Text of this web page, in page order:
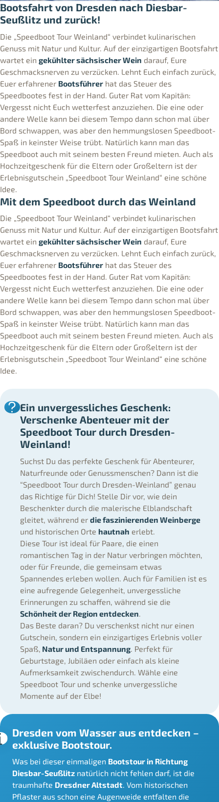
Bootsfahrt von Dresden nach Diesbar-
Seußlitz und zurück!
Die „Speedboot Tour Weinland“ verbindet kulinarischen
Genuss mit Natur und Kultur. Auf der einzigartigen Bootsfahrt
wartet ein gekühlter sächsischer Wein darauf, Eure
Geschmacksnerven zu verzücken. Lehnt Euch einfach zurück,
Euer erfahrener Bootsführer hat das Steuer des
Speedbootes fest in der Hand. Guter Rat vom Kapitän:
Vergesst nicht Euch wetterfest anzuziehen. Die eine oder
andere Welle kann bei diesem Tempo dann schon mal über
Bord schwappen, was aber den hemmungslosen Speedboot-
Spaß in keinster Weise trübt. Natürlich kann man das
Speedboot auch mit seinem besten Freund mieten. Auch als
Hochzeitgeschenk für die Eltern oder Großeltern ist der
Erlebnisgutschein „Speedboot Tour Weinland“ eine schöne
Idee.
Mit dem Speedboot durch das Weinland
Die „Speedboot Tour Weinland“ verbindet kulinarischen
Genuss mit Natur und Kultur. Auf der einzigartigen Bootsfahrt
wartet ein gekühlter sächsischer Wein darauf, Eure
Geschmacksnerven zu verzücken. Lehnt Euch einfach zurück,
Euer erfahrener Bootsführer hat das Steuer des
Speedbootes fest in der Hand. Guter Rat vom Kapitän:
Vergesst nicht Euch wetterfest anzuziehen. Die eine oder
andere Welle kann bei diesem Tempo dann schon mal über
Bord schwappen, was aber den hemmungslosen Speedboot-
Spaß in keinster Weise trübt. Natürlich kann man das
Speedboot auch mit seinem besten Freund mieten. Auch als
Hochzeitgeschenk für die Eltern oder Großeltern ist der
Erlebnisgutschein „Speedboot Tour Weinland“ eine schöne
Idee.
Ein unvergessliches Geschenk:
Verschenke Abenteuer mit der
Speedboot Tour durch Dresden-
Weinland!
Suchst Du das perfekte Geschenk für Abenteurer,
Naturfreunde oder Genussmenschen? Dann ist die
“Speedboot Tour durch Dresden-Weinland” genau
das Richtige für Dich! Stelle Dir vor, wie dein
Beschenkter durch die malerische Elblandschaft
gleitet, während er die faszinierenden Weinberge
und historischen Orte hautnah erlebt.
Diese Tour ist ideal für Paare, die einen
romantischen Tag in der Natur verbringen möchten,
oder für Freunde, die gemeinsam etwas
Spannendes erleben wollen. Auch für Familien ist es
eine aufregende Gelegenheit, unvergessliche
Erinnerungen zu schaffen, während sie die
Schönheit der Region entdecken
Das Beste daran? Du verschenkst nicht nur einen
Gutschein, sondern ein einzigartiges Erlebnis voller
Spaß, Natur und Entspannung. Perfekt für
Geburtstage, Jubiläen oder einfach als kleine
Aufmerksamkeit zwischendurch. Wähle eine
Speedboot Tour und schenke unvergessliche
Momente auf der Elbe!
Dresden vom Wasser aus entdecken –
exklusive Bootstour.
Was bei dieser einmaligen Bootstour in Richtung
Diesbar-Seußlitz natürlich nicht fehlen darf, ist die
traumhafte Dresdner Altstadt. Vom historischen
Pflaster aus schon eine Augenweide entfalten die